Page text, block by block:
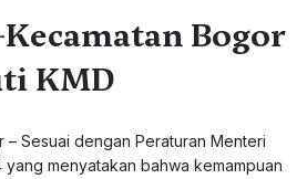
Bogor
KMD
– Sesuai dengan Peraturan Menteri
yang menyatakan bahwa kemampuan